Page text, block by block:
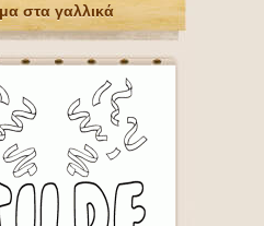
στα γαλλικά